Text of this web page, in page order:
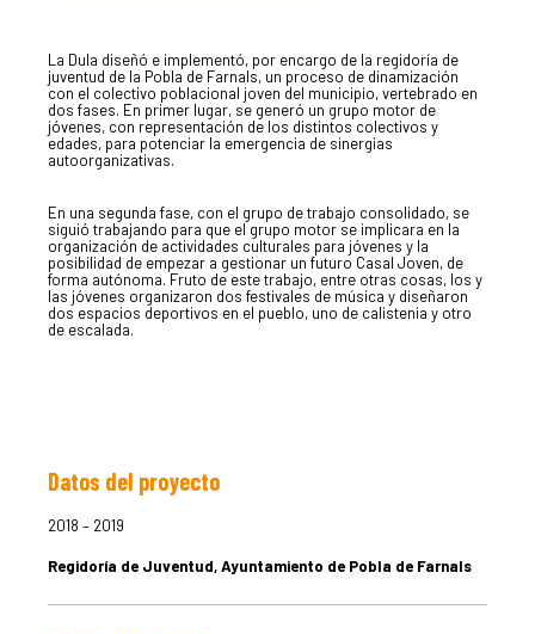
La Dula diseñó e implementó, por encargo de la regidoría de
juventud de la Pobla de Farnals, un proceso de dinamización
con el colectivo poblacional joven del municipio, vertebrado en
dos fases. En primer lugar, se generó un grupo motor de
jóvenes, con representación de los distintos colectivos y
edades, para potenciar la emergencia de sinergias
autoorganizativas.
En una segunda fase, con el grupo de trabajo consolidado, se
siguió trabajando para que el grupo motor se implicara en la
organización de actividades culturales para jóvenes y la
posibilidad de empezar a gestionar un futuro Casal Joven, de
forma autónoma. Fruto de este trabajo, entre otras cosas, los y
las jóvenes organizaron dos festivales de música y diseñaron
dos espacios deportivos en el pueblo, uno de calistenia y otro
de escalada.
Datos del proyecto
2018 – 2019
Regidoría de Juventud, Ayuntamiento de Pobla de Farnals
EQUIPO